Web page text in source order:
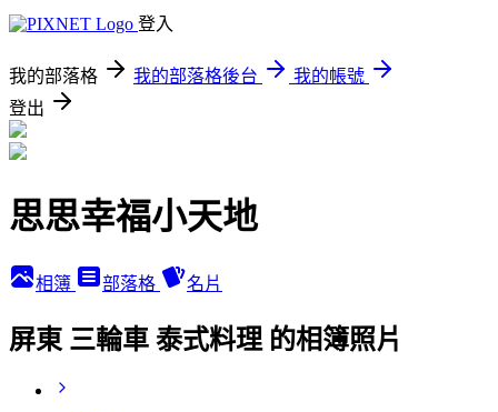
登入
我的部落格 我的部落格後台
我的帳號
登出
思思幸福小天地
相簿 部落格 名片
屏東 三輪車 泰式料理 的相簿照片